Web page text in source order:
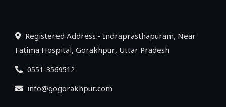
Registered Address:- Indraprasthapuram, Near
Fatima Hospital, Gorakhpur, Uttar Pradesh
0551-3569512
info@gogorakhpur.com